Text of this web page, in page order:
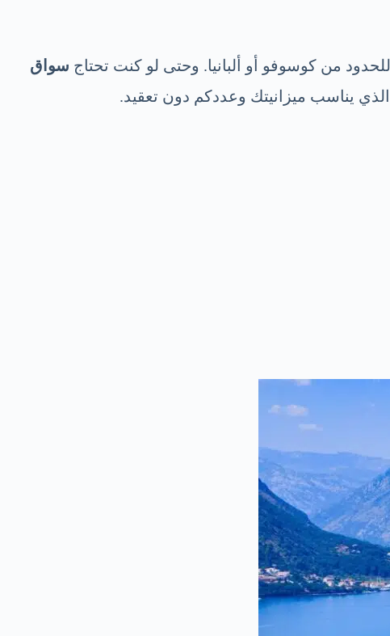
من كوسوفو أو ألبانيا. وحتى لو كنت تحتاج سواق
يناسب ميزانيتك وعددكم دون تعقيد.